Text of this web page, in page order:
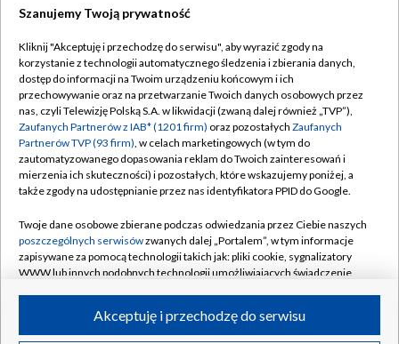
TVP
Abonament TVP
Emisja w TVP
Centrum informacji TVP
Naziemna Telewizja Cyfrowa
Rada Programowa
System NOS
Informacje o nadawcy
Program dla prasy
Regulamin TVP
Polityka prywatności
Moje zgody
Pomoc
Kontakt
Kanały
Szanujemy Twoją prywatność
Kliknij "Akceptuję i przechodzę do serwisu", aby wyrazić zgody na
korzystanie z technologii automatycznego śledzenia i zbierania danych,
dostęp do informacji na Twoim urządzeniu końcowym i ich
przechowywanie oraz na przetwarzanie Twoich danych osobowych przez
nas, czyli Telewizję Polską S.A. w likwidacji (zwaną dalej również „TVP”),
Zaufanych Partnerów z IAB* (1201 firm) oraz pozostałych Zaufanych
Partnerów TVP (93 firm), w celach marketingowych (w tym do
zautomatyzowanego dopasowania reklam do Twoich zainteresowań i
mierzenia ich skuteczności) i pozostałych, które wskazujemy poniżej, a
także zgody na udostępnianie przez nas identyfikatora PPID do Google.
Twoje dane osobowe zbierane podczas odwiedzania przez Ciebie naszych
poszczególnych serwisówzwanych dalej „Portalem”, w tym informacje
zapisywane za pomocą technologii takich jak: pliki cookie, sygnalizatory
WWW lub innych podobnych technologii umożliwiających świadczenie
ruchu w Internecie.Akceptuję i przechodzę do serwisu